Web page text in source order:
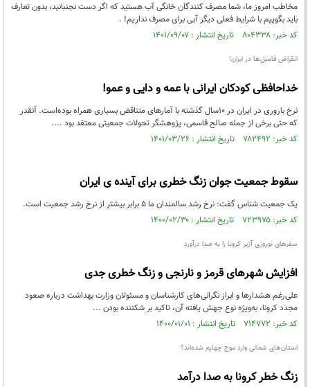
مخاطب امروز ما، شما مصرف کنندگان خانگی آب هستید که اگر دست نجنبانید، بدون تعارف
باید بگوییم با شرایط فعلی دیگر آبی برای مصرف نداریم! .
کد خبر: ۸۰۴۳۳۸ تاریخ انتشار : ۱۴۰۱/۰۹/۰۷
انقراض فامیل‌ها در ایران!
خداحافظی کودکان ایرانی با عمه‌ و دایی‌ و عمو!
نرخ باروری در ایران در ۱۰سال گذشته با آمارهای متناقض بسیاری همراه بوده‌است. آنقدر
که حتی برخی از جمله صالح قاسمی، پژوهشگر تحولات جمعیتی معتقد بود ....
کد خبر: ۷۸۲۴۹۲ تاریخ انتشار : ۱۴۰۱/۰۳/۲۶
سقوط جمعیت جوان زنگ خطری برای آینده ی ایران
یک جمعیت شناس گفت: نرخ رشد سالمندان ما ۵ برابر بیشتر از نرخ رشد جمعیت است.
کد خبر: ۷۲۳۹۷۵ تاریخ انتشار : ۱۴۰۰/۰۲/۳۰
سفرهای نوروزی آژیر کرونا را به صدا درآورد
افزایش شهرهای قرمز و نارنجی و زنگ خطری جدی
علی‌رغم هشدارها و ابراز نگرانی‌های کارشناسان و مسئولان وزارت بهداشت درباره صعود
مجدد کرونا، به‌ویژه نوع جهش یافته آن، تاکید بر شکننده بودن ...
کد خبر: ۷۱۴۷۷۲ تاریخ انتشار : ۱۴۰۰/۰۱/۰۱
استان‌های شمالی وارد موج چهارم شده‌اند؟
زنگ خطر کرونا به صدا درآمد